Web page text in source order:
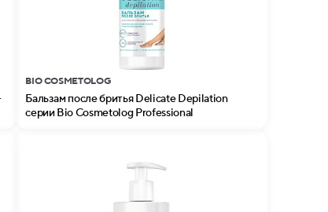
BIO COSMETOLOG
Бальзам после бритья Delicate Depilation
серии Bio Cosmetolog Professional